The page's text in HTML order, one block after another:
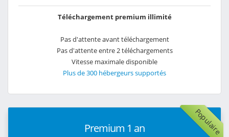
Téléchargement premium illimité
Pas d'attente avant téléchargement
Pas d'attente entre 2 téléchargements
Vitesse maximale disponible
Plus de 300 hébergeurs supportés
Populaire
Premium 1 an